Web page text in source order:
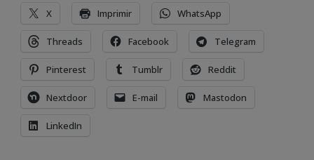
X Imprimir WhatsApp
Threads Facebook Telegram
Pinterest Tumblr Reddit
Nextdoor E-mail Mastodon
LinkedIn